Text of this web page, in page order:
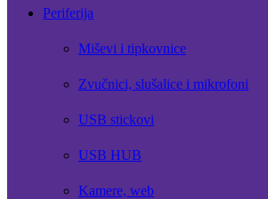
Periferija
Miševi i tipkovnice
Zvučnici, slušalice i mikrofoni
USB stickovi
USB HUB
Kamere, web